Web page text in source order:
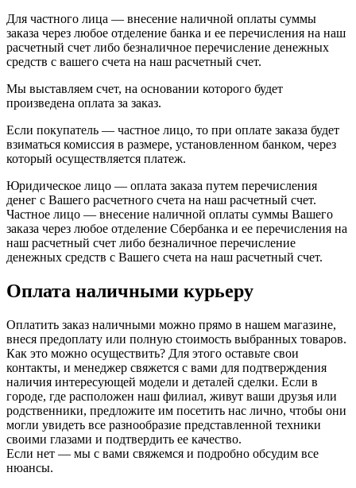
Для частного лица — внесение наличной оплаты суммы
заказа через любое отделение банка и ее перечисления на наш
расчетный счет либо безналичное перечисление денежных
средств с вашего счета на наш расчетный счет.
Мы выставляем счет, на основании которого будет
произведена оплата за заказ.
Если покупатель — частное лицо, то при оплате заказа будет
взиматься комиссия в размере, установленном банком, через
который осуществляется платеж.
Юридическое лицо — оплата заказа путем перечисления
денег с Вашего расчетного счета на наш расчетный счет.
Частное лицо — внесение наличной оплаты суммы Вашего
заказа через любое отделение Сбербанка и ее перечисления на
наш расчетный счет либо безналичное перечисление
денежных средств с Вашего счета на наш расчетный счет.
Оплата наличными курьеру
Оплатить заказ наличными можно прямо в нашем магазине,
внеся предоплату или полную стоимость выбранных товаров.
Как это можно осуществить? Для этого оставьте свои
контакты, и менеджер свяжется с вами для подтверждения
наличия интересующей модели и деталей сделки. Если в
городе, где расположен наш филиал, живут ваши друзья или
родственники, предложите им посетить нас лично, чтобы они
могли увидеть все разнообразие представленной техники
своими глазами и подтвердить ее качество.
Если нет — мы с вами свяжемся и подробно обсудим все
нюансы.